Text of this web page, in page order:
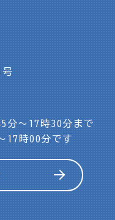
号
～17時30分まで
17時00分です